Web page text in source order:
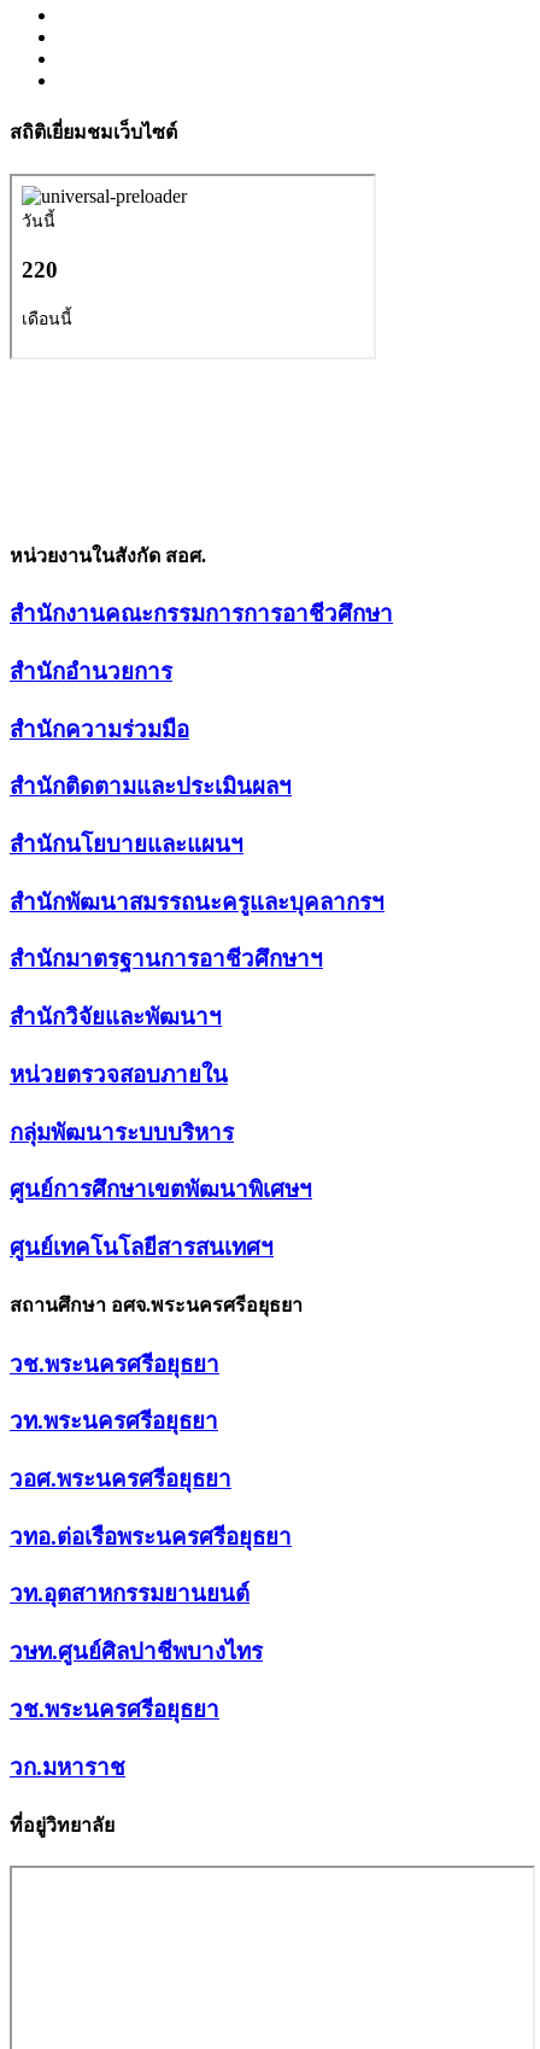
สถิติเยี่ยมชมเว็บไซต์
หน่วยงานในสังกัด สอศ.
สำนักงานคณะกรรมการการอาชีวศึกษา
สำนักอำนวยการ
สำนักความร่วมมือ
สำนักติดตามและประเมินผลฯ
สำนักนโยบายและแผนฯ
สำนักพัฒนาสมรรถนะครูและบุคลากรฯ
สำนักมาตรฐานการอาชีวศึกษาฯ
สำนักวิจัยและพัฒนาฯ
หน่วยตรวจสอบภายใน
กลุ่มพัฒนาระบบบริหาร
ศูนย์การศึกษาเขตพัฒนาพิเศษฯ
ศูนย์เทคโนโลยีสารสนเทศฯ
สถานศึกษา อศจ.พระนครศรีอยุธยา
วช.พระนครศรีอยุธยา
วท.พระนครศรีอยุธยา
วอศ.พระนครศรีอยุธยา
วทอ.ต่อเรือพระนครศรีอยุธยา
วท.อุตสาหกรรมยานยนต์
วษท.ศูนย์ศิลปาชีพบางไทร
วช.พระนครศรีอยุธยา
วก.มหาราช
ที่อยู่วิทยาลัย